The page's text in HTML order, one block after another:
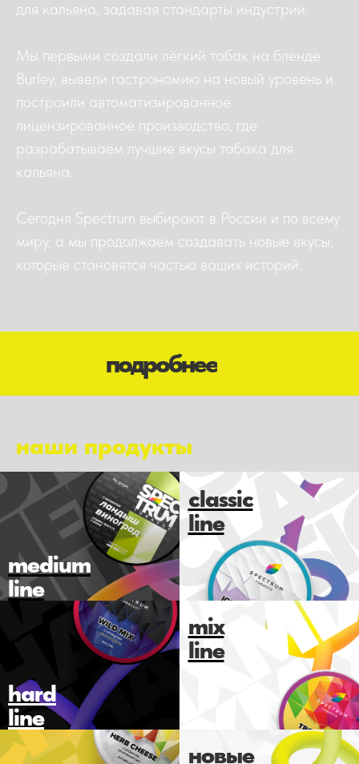
для кальяна, задавая стандарты индустрии.
Мы первыми создали лёгкий табак на бленде
Burley, вывели гастрономию на новый уровень и
построили автоматизированное
лицензированное производство, где
разрабатываем лучшие вкусы табака для
кальяна.
Сегодня Spectrum выбирают в России и по всему
миру, а мы продолжаем создавать новые вкусы,
которые становятся частью ваших историй.
подробнее
наши продукты
новые
mix
line
hard
line
classic
line
medium
line